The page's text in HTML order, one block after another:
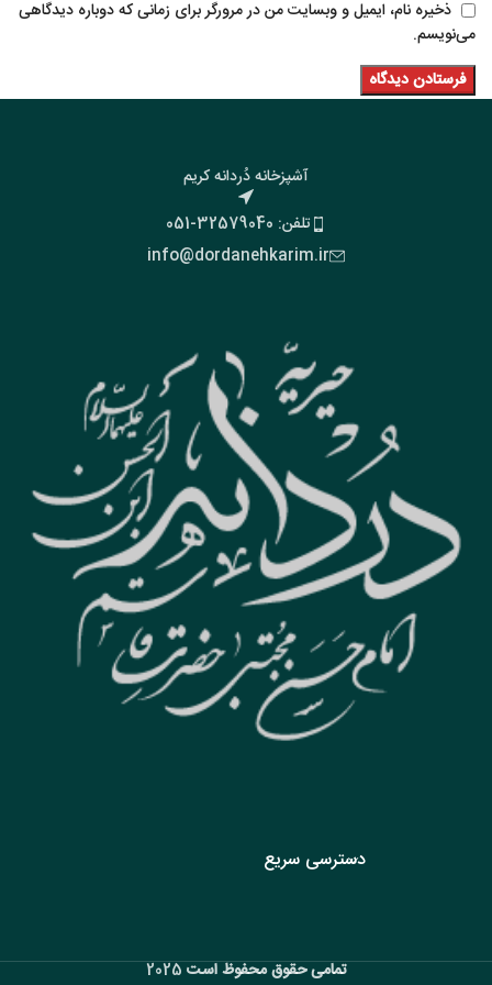
ذخیره نام، ایمیل و وبسایت من در مرورگر برای زمانی که دوباره دیدگاهی
می‌نویسم.
آشپزخانه دُردانه کریم
تلفن: 32579040-051
info@dordanehkarim.ir
دسترسی سریع
تمامی حقوق محفوظ است2025